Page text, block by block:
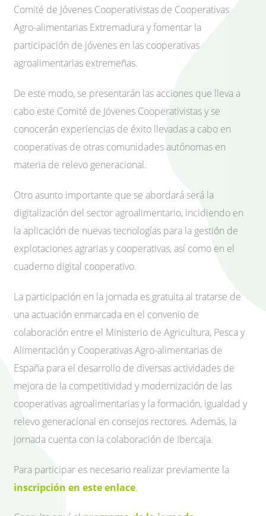
Comité de Jóvenes Cooperativistas de Cooperativas
Agro-alimentarias Extremadura y fomentar la
participación de jóvenes en las cooperativas
agroalimentarias extremeñas.
De este modo, se presentarán las acciones que lleva a
cabo este Comité de Jóvenes Cooperativistas y se
conocerán experiencias de éxito llevadas a cabo en
cooperativas de otras comunidades autónomas en
materia de relevo generacional.
Otro asunto importante que se abordará será la
digitalización del sector agroalimentario, incidiendo en
la aplicación de nuevas tecnologías para la gestión de
explotaciones agrarias y cooperativas, así como en el
cuaderno digital cooperativo.
La participación en la jornada es gratuita al tratarse de
una actuación enmarcada en el convenio de
colaboración entre el Ministerio de Agricultura, Pesca y
Alimentación y Cooperativas Agro-alimentarias de
España para el desarrollo de diversas actividades de
mejora de la competitividad y modernización de las
cooperativas agroalimentarias y la formación, igualdad y
relevo generacional en consejos rectores. Además, la
jornada cuenta con la colaboración de Ibercaja.
Para participar es necesario realizar previamente la
inscripción en este enlace.